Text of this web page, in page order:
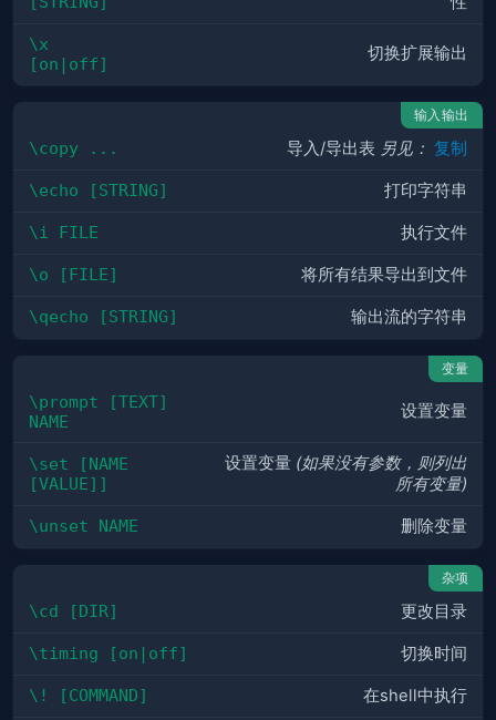
\x
[on|off]
切换扩展输出
输入输出
\copy ... 导入/导出表 另见： 复制
\echo [STRING] 打印字符串
\i FILE 执行文件
\o [FILE] 将所有结果导出到文件
\qecho [STRING] 输出流的字符串
变量
\prompt [TEXT]
NAME
设置变量
\set [NAME
[VALUE]]
设置变量 (如果没有参数，则列出
所有变量)
\unset NAME 删除变量
杂项
\cd [DIR] 更改目录
\timing [on|off] 切换时间
\! [COMMAND] 在shell中执行